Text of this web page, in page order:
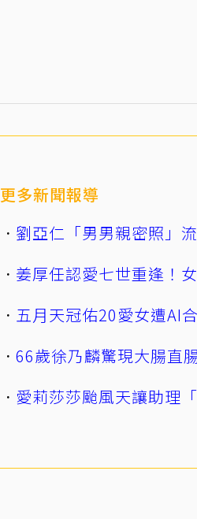
更多新聞報導
劉亞仁「男男親密照」
姜厚任認愛七世重逢！
五月天冠佑20愛女遭AI
66歲徐乃麟驚現大腸直
愛莉莎莎颱風天讓助理